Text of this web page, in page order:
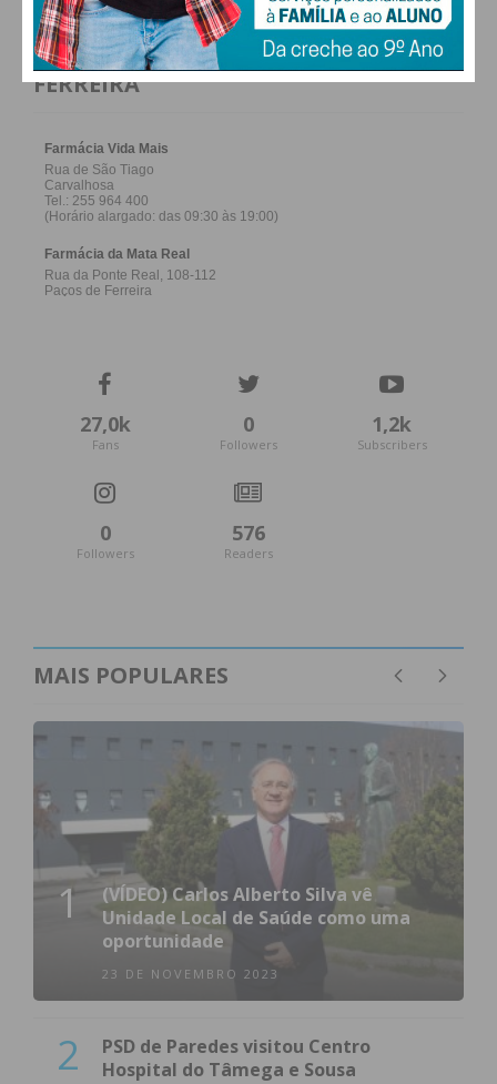
FARMACIAS DE SERVIÇO EM PAÇOS DE
FERREIRA
27,0k
Fans
0
Followers
1,2k
Subscribers
0
Followers
576
Readers
MAIS POPULARES
1
(VÍDEO) Carlos Alberto Silva vê
Unidade Local de Saúde como uma
oportunidade
23 DE NOVEMBRO 2023
2
PSD de Paredes visitou Centro
Hospital do Tâmega e Sousa